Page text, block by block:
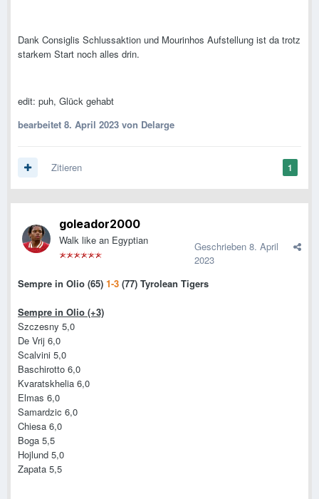
Dank Consiglis Schlussaktion und Mourinhos Aufstellung ist da trotz
starkem Start noch alles drin.
edit: puh, Glück gehabt
bearbeitet 8. April 2023 von Delarge
1
Zitieren
goleador2000
Walk like an Egyptian Geschrieben 8. April
2023
Sempre in Olio (65) 1-3 (77) Tyrolean Tigers
Sempre in Olio (+3)
Szczesny 5,0
De Vrij 6,0
Scalvini 5,0
Baschirotto 6,0
Kvaratskhelia 6,0
Elmas 6,0
Samardzic 6,0
Chiesa 6,0
Boga 5,5
Hojlund 5,0
Zapata 5,5